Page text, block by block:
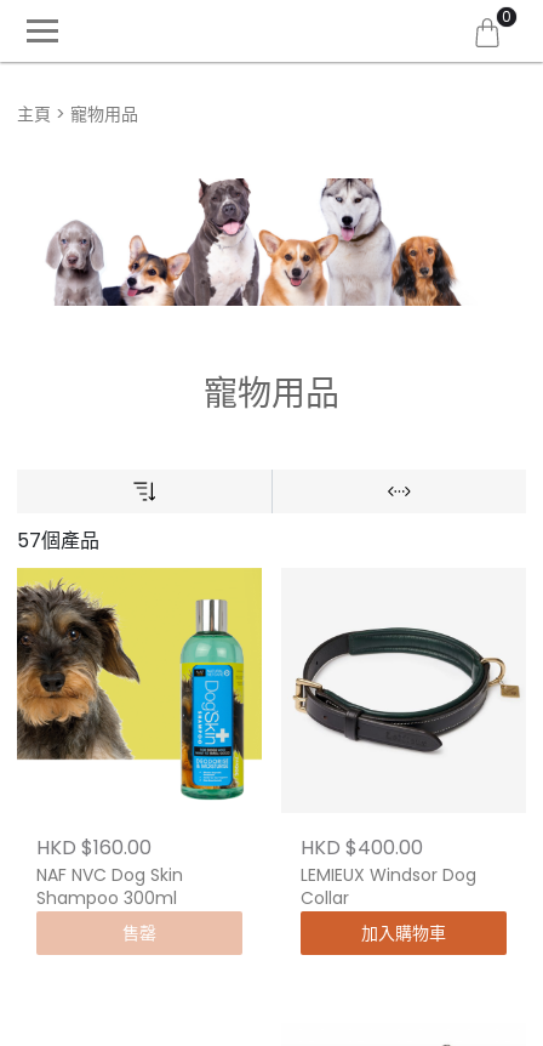
0
主頁 寵物用品
寵物用品
57個產品
HKD $160.00
NAF NVC Dog Skin
Shampoo 300ml
售罄
HKD $400.00
LEMIEUX Windsor Dog
Collar
加入購物車